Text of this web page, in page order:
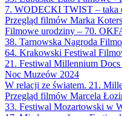
7. WODECKI TWIST – taka
Przegląd filmów Marka
Filmowe urodziny – 70.
38. Tarnowska Nagroda
64. Krakowski Festiwal
21. Festiwal Millennium
Noc Muzeów 2024
W relacji ze światem. 21.
Przegląd filmów Marcela
33. Festiwal Mozartowski w